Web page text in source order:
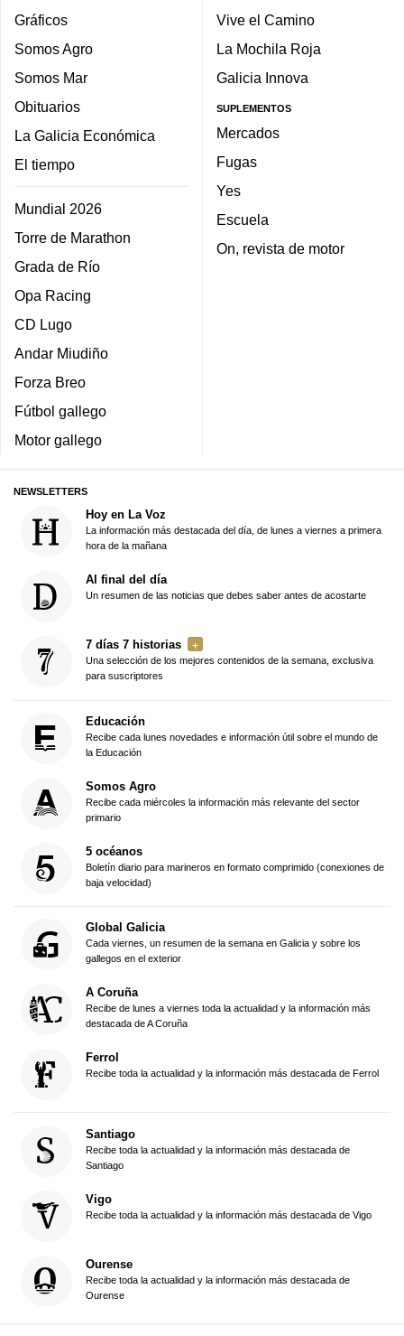
Gráficos
Somos Agro
Somos Mar
Obituarios
La Galicia Económica
El tiempo
Mundial 2026
Torre de Marathon
Grada de Río
Opa Racing
CD Lugo
Andar Miudiño
Forza Breo
Fútbol gallego
Motor gallego
Vive el Camino
La Mochila Roja
Galicia Innova
SUPLEMENTOS
Mercados
Fugas
Yes
Escuela
On, revista de motor
NEWSLETTERS
Hoy en La Voz
La información más destacada del día, de lunes a viernes a primera
hora de la mañana
Al final del día
Un resumen de las noticias que debes saber antes de acostarte
7 días 7 historias
Una selección de los mejores contenidos de la semana, exclusiva
para suscriptores
Educación
Recibe cada lunes novedades e información útil sobre el mundo de
la Educación
Somos Agro
Recibe cada miércoles la información más relevante del sector
primario
5 océanos
Boletín diario para marineros en formato comprimido (conexiones de
baja velocidad)
Global Galicia
Cada viernes, un resumen de la semana en Galicia y sobre los
gallegos en el exterior
A Coruña
Recibe de lunes a viernes toda la actualidad y la información más
destacada de A Coruña
Ferrol
Recibe toda la actualidad y la información más destacada de Ferrol
Santiago
Recibe toda la actualidad y la información más destacada de
Santiago
Vigo
Recibe toda la actualidad y la información más destacada de Vigo
Ourense
Recibe toda la actualidad y la información más destacada de
Ourense